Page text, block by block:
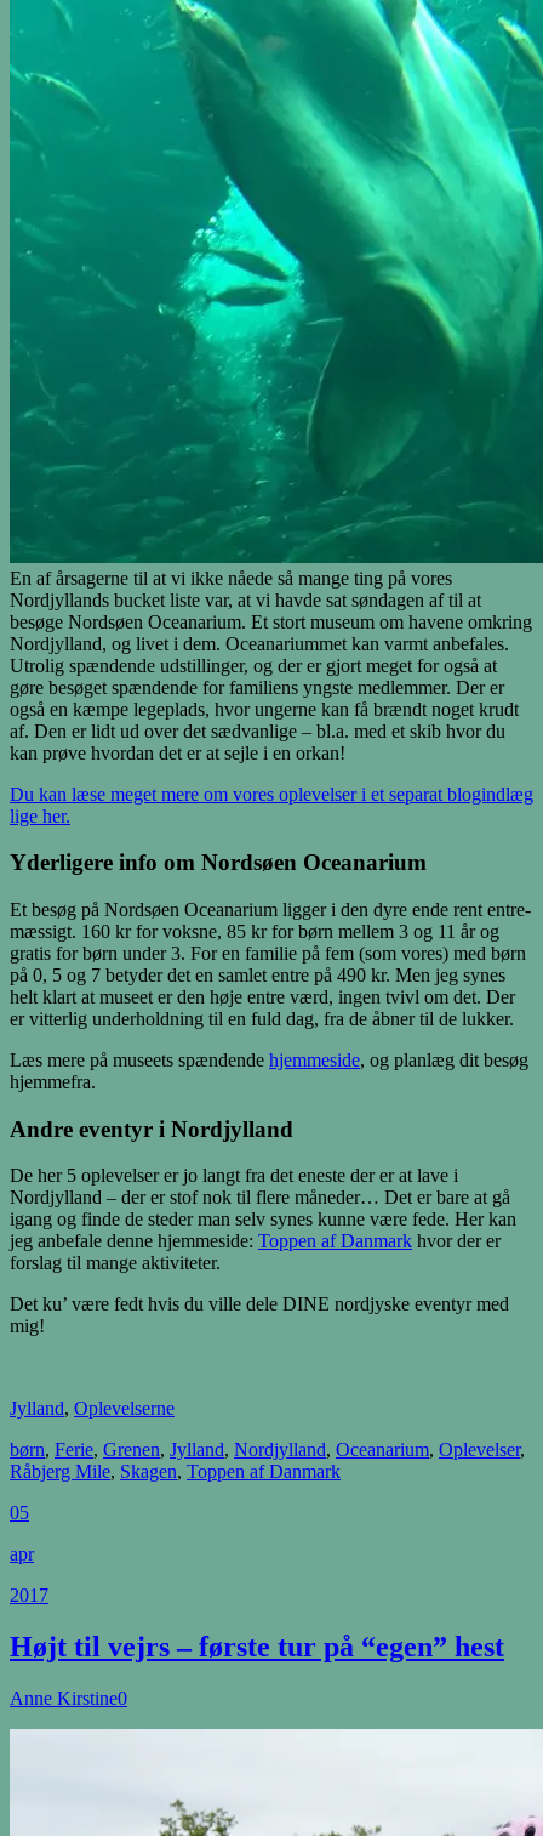
En af årsagerne til at vi ikke nåede så mange ting på vores
Nordjyllands bucket liste var, at vi havde sat søndagen af til at
besøge Nordsøen Oceanarium. Et stort museum om havene omkring
Nordjylland, og livet i dem. Oceanariummet kan varmt anbefales.
Utrolig spændende udstillinger, og der er gjort meget for også at
gøre besøget spændende for familiens yngste medlemmer. Der er
også en kæmpe legeplads, hvor ungerne kan få brændt noget krudt
af. Den er lidt ud over det sædvanlige – bl.a. med et skib hvor du
kan prøve hvordan det er at sejle i en orkan!
Du kan læse meget mere om vores oplevelser i et separat blogindlæg
lige her.
Yderligere info om Nordsøen Oceanarium
Et besøg på Nordsøen Oceanarium ligger i den dyre ende rent entre-
mæssigt. 160 kr for voksne, 85 kr for børn mellem 3 og 11 år og
gratis for børn under 3. For en familie på fem (som vores) med børn
på 0, 5 og 7 betyder det en samlet entre på 490 kr. Men jeg synes
helt klart at museet er den høje entre værd, ingen tvivl om det. Der
er vitterlig underholdning til en fuld dag, fra de åbner til de lukker.
Læs mere på museets spændende hjemmeside, og planlæg dit besøg
hjemmefra.
Andre eventyr i Nordjylland
De her 5 oplevelser er jo langt fra det eneste der er at lave i
Nordjylland – der er stof nok til flere måneder… Det er bare at gå
igang og finde de steder man selv synes kunne være fede. Her kan
jeg anbefale denne hjemmeside: Toppen af Danmark hvor der er
forslag til mange aktiviteter.
Det ku’ være fedt hvis du ville dele DINE nordjyske eventyr med
mig!
Jylland, Oplevelserne
børn, Ferie, Grenen, Jylland, Nordjylland, Oceanarium, Oplevelser,
Råbjerg Mile, Skagen, Toppen af Danmark
05
apr
2017
Højt til vejrs – første tur på “egen” hest
Anne Kirstine0